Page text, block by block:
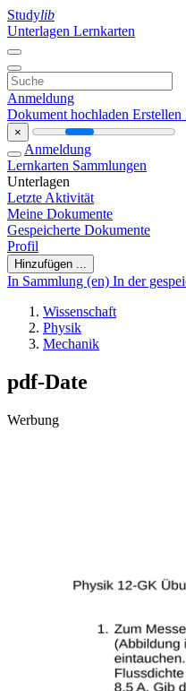
Studylib
Unterlagen Lernkarten
Anmeldung
Dokument hochladen Erstellen
×
Anmeldung
Lernkarten Sammlungen
Unterlagen
Letzte Aktivität
Meine Dokumente
Gespeicherte Dokumente
Profil
Hinzufügen ...
In Sammlung (en) In der
Wissenschaft
Physik
Mechanik
pdf-Date
Werbung